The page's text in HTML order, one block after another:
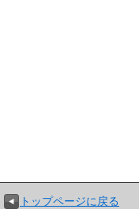
トップページに戻る